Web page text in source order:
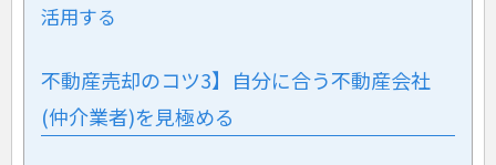
活用する
不動産売却のコツ3】自分に合う不動産会社
(仲介業者)を見極める